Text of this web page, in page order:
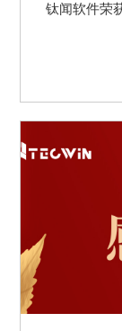
钛闻软件荣